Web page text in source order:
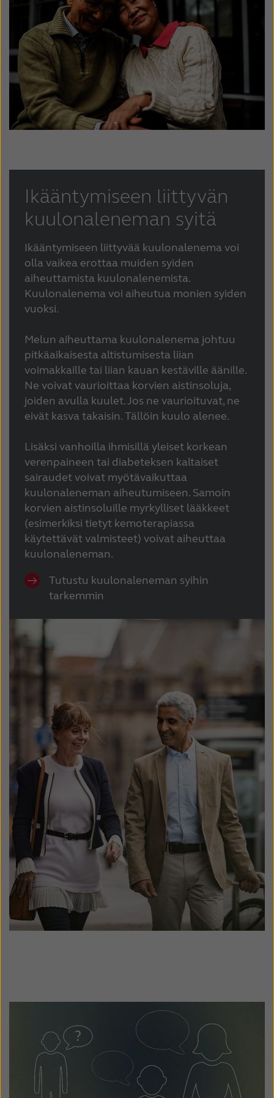
Latinoamérica Netherlands
New Zealand Norge
Schweiz Suisse
Suomi Sverige
Türkçe United Kingdom
United States Österreich
Ikääntymiseen liittyvän
kuulonaleneman syitä
Ikääntymiseen liittyvää kuulonalenema voi
olla vaikea erottaa muiden syiden
aiheuttamista kuulonalenemista.
Kuulonalenema voi aiheutua monien syiden
vuoksi.
Melun aiheuttama kuulonalenema johtuu
pitkäaikaisesta altistumisesta liian
voimakkaille tai liian kauan kestäville äänille.
Ne voivat vaurioittaa korvien aistinsoluja,
joiden avulla kuulet. Jos ne vaurioituvat, ne
eivät kasva takaisin. Tällöin kuulo alenee.
Lisäksi vanhoilla ihmisillä yleiset korkean
verenpaineen tai diabeteksen kaltaiset
sairaudet voivat myötävaikuttaa
kuulonaleneman aiheutumiseen. Samoin
korvien aistinsoluille myrkylliset lääkkeet
(esimerkiksi tietyt kemoterapiassa
käytettävät valmisteet) voivat aiheuttaa
kuulonaleneman.
Tutustu kuulonaleneman syihin
tarkemmin